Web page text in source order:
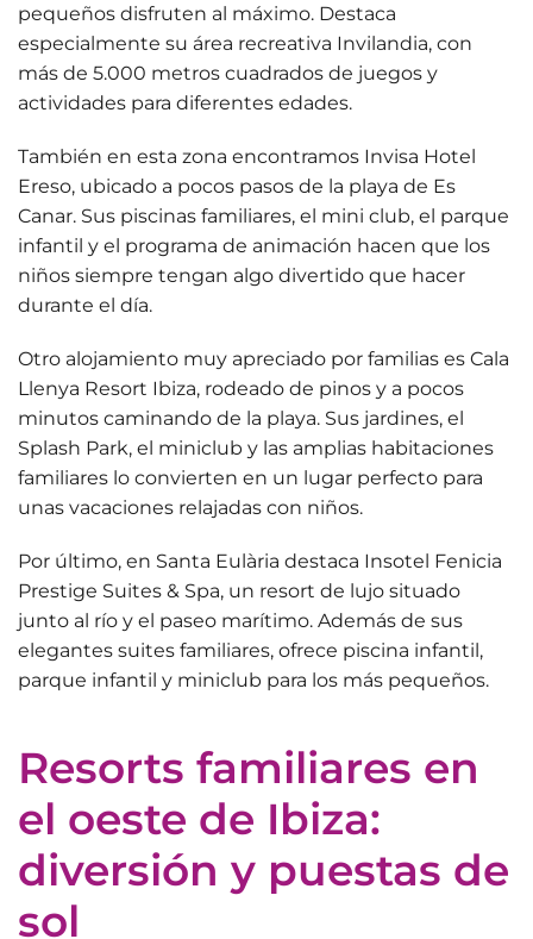
pequeños disfruten al máximo. Destaca
especialmente su área recreativa Invilandia, con
más de 5.000 metros cuadrados de juegos y
actividades para diferentes edades.
También en esta zona encontramos Invisa Hotel
Ereso, ubicado a pocos pasos de la playa de Es
Canar. Sus piscinas familiares, el mini club, el parque
infantil y el programa de animación hacen que los
niños siempre tengan algo divertido que hacer
durante el día.
Otro alojamiento muy apreciado por familias es Cala
Llenya Resort Ibiza, rodeado de pinos y a pocos
minutos caminando de la playa. Sus jardines, el
Splash Park, el miniclub y las amplias habitaciones
familiares lo convierten en un lugar perfecto para
unas vacaciones relajadas con niños.
Por último, en Santa Eulària destaca Insotel Fenicia
Prestige Suites & Spa, un resort de lujo situado
junto al río y el paseo marítimo. Además de sus
elegantes suites familiares, ofrece piscina infantil,
parque infantil y miniclub para los más pequeños.
Resorts familiares en
el oeste de Ibiza:
diversión y puestas de
sol